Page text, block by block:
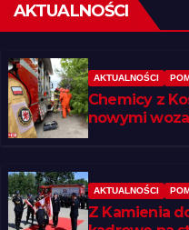
AKTUALNOŚCI
AKTUALNOŚCI
Chemicy z
nowymi
AKTUALNOŚCI
Z Kamienia